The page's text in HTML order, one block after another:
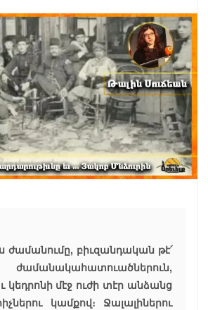
ժամանումը, բիւզանդական թէ՛
կեդրոնի մէջ ուժի տէր անձանց
կամքով։ Ջալալիներու